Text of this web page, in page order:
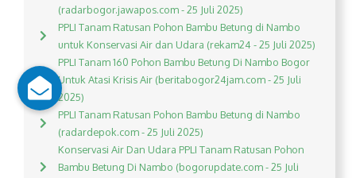
(radarbogor.jawapos.com - 25 Juli 2025)
PPLI Tanam Ratusan Pohon Bambu Betung di Nambo
untuk Konservasi Air dan Udara (rekam24 - 25 Juli 2025)
PPLI Tanam 160 Pohon Bambu Betung Di Nambo Bogor
Untuk Atasi Krisis Air (beritabogor24jam.com - 25 Juli
2025)
PPLI Tanam Ratusan Pohon Bambu Betung di Nambo
(radardepok.com - 25 Juli 2025)
Konservasi Air Dan Udara PPLI Tanam Ratusan Pohon
Bambu Betung Di Nambo (bogorupdate.com - 25 Juli